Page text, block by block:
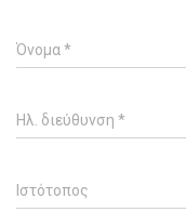
Όνομα*
Ηλ. διεύθυνση *
Ιστότοπος